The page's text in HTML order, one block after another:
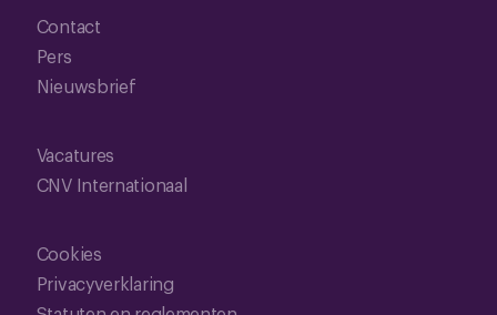
Contact
Pers
Nieuwsbrief
Vacatures
CNV Internationaal
Cookies
Privacyverklaring